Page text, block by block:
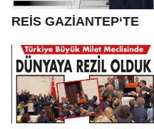
REİS GAZİANTEP‘TE